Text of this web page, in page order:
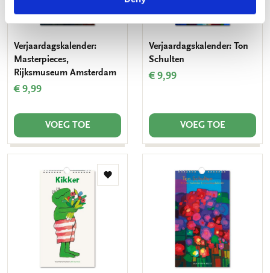
Verjaardagskalender:
Masterpieces,
Rijksmuseum Amsterdam
€ 9,99
VOEG TOE
Verjaardagskalender: Ton
Schulten
€ 9,99
VOEG TOE
Toevoegen